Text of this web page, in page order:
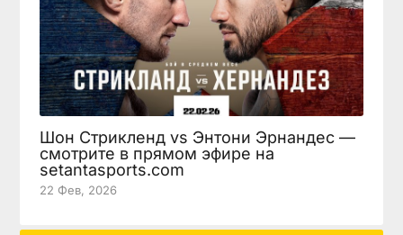
Шон Стрикленд vs Энтони Эрнандес —
смотрите в прямом эфире на
setantasports.com
22 Фев, 2026